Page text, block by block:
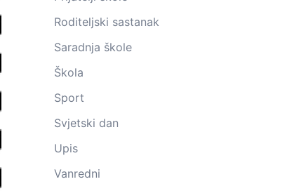
Roditeljski sastanak
Saradnja škole
Škola
Sport
Svjetski dan
Upis
Vanredni